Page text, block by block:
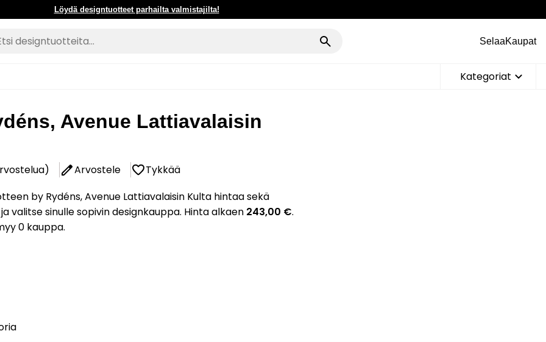
Löydä designtuotteet parhailta valmistajilta!
SelaaKaupat
Kategoriat
Avenue Lattiavalaisin
Arvostele
Tykkää
by Rydéns, Avenue Lattiavalaisin Kulta hintaa sekä
valitse sinulle sopivin designkauppa. Hinta alkaen 243,00 €.
0 kauppa.